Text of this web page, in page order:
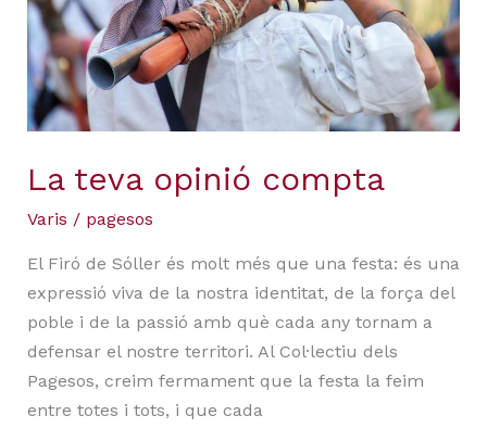
La teva opinió compta
Varis / pagesos
El Firó de Sóller és molt més que una festa: és una
expressió viva de la nostra identitat, de la força del
poble i de la passió amb què cada any tornam a
defensar el nostre territori. Al Col·lectiu dels
Pagesos, creim fermament que la festa la feim
entre totes i tots, i que cada